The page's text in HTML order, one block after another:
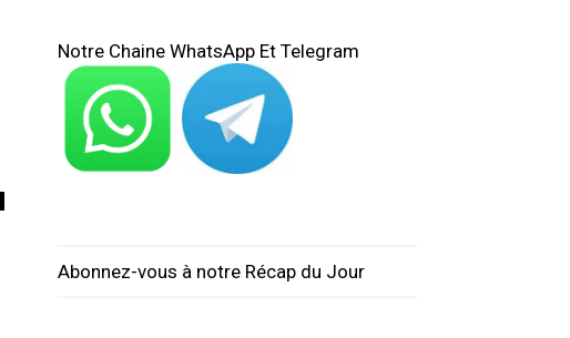
Notre Chaine WhatsApp Et Telegram
Abonnez-vous à notre Récap du Jour